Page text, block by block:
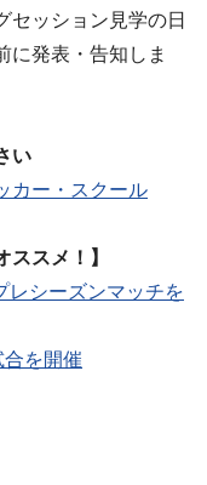
セッション見学の日
に発表・告知しま
い
カー・スクール
ススメ！】
レシーズンマッチを
を開催